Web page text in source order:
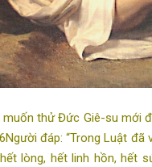
thử Đức Giê-su mới
đáp: “Trong Luật
lòng, hết linh hồn,